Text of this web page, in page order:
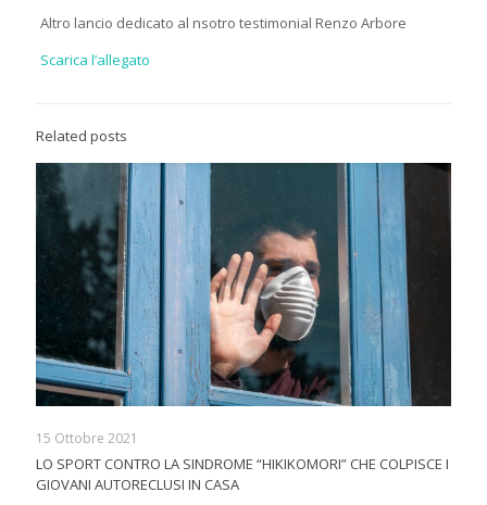
Altro lancio dedicato al nsotro testimonial Renzo Arbore
Scarica l’allegato
Related posts
15 Ottobre 2021
LO SPORT CONTRO LA SINDROME “HIKIKOMORI” CHE COLPISCE I
GIOVANI AUTORECLUSI IN CASA